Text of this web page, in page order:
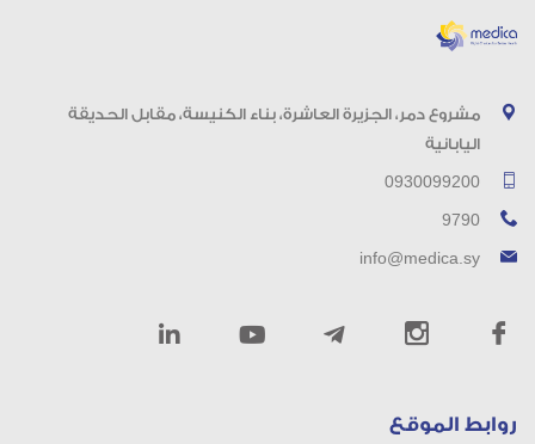
مشروع دمر، الجزيرة العاشرة، بناء الكنيسة، مقابل الحديقة
اليابانية
0930099200
9790
info@medica.sy
روابط الموقع